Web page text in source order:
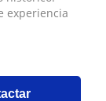
experiencia